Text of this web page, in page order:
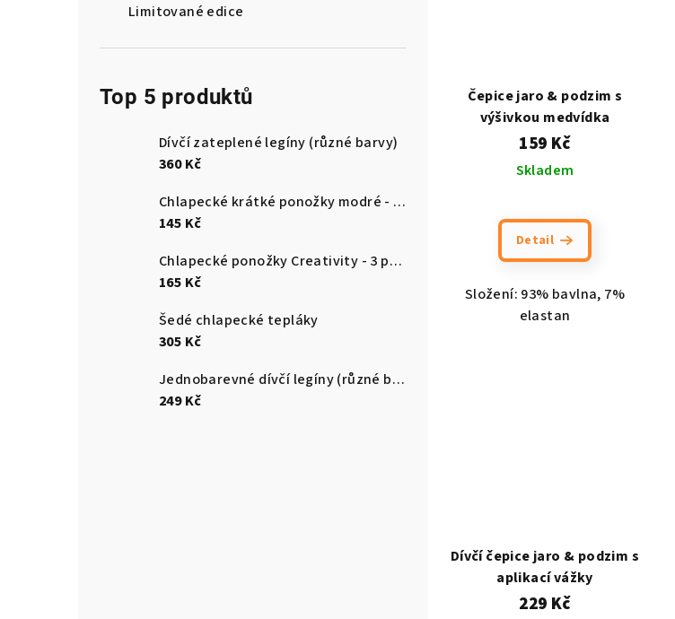
Limitované edice
Top 5 produktů
Dívčí zateplené legíny (různé barvy)
360 Kč
Chlapecké krátké ponožky modré - 3 páry v balení
145 Kč
Chlapecké ponožky Creativity - 3 páry v balení
165 Kč
Šedé chlapecké tepláky
305 Kč
Jednobarevné dívčí legíny (různé barvy)
249 Kč
Čepice jaro & podzim s
výšivkou medvídka
159 Kč
Skladem
Detail
Složení: 93% bavlna, 7%
elastan
Dívčí čepice jaro & podzim s
aplikací vážky
229 Kč